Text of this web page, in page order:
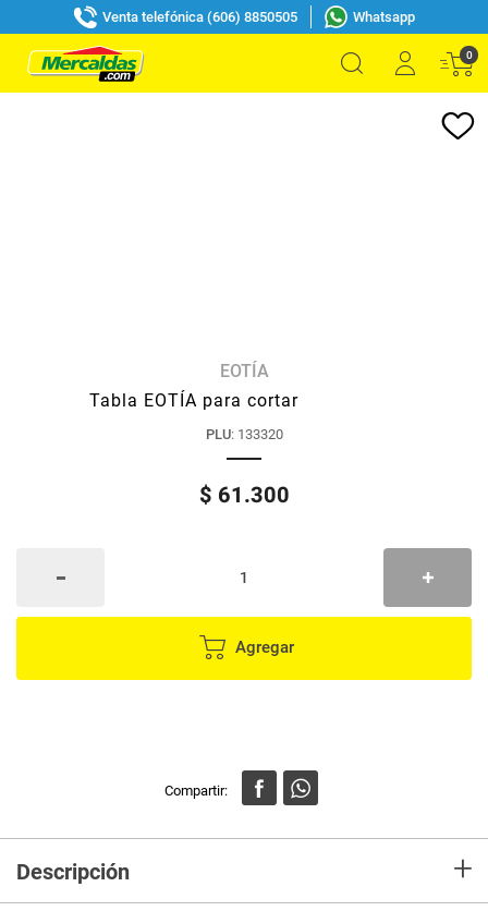
Venta telefónica (606) 8850505 Whatsapp
0
EOTÍA
Tabla EOTÍA para cortar
PLU: 133320
$ 61.300
Agregar
Descripción +